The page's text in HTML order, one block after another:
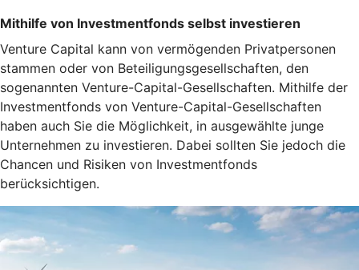
Mithilfe von Investmentfonds selbst investieren
Venture Capital kann von vermögenden Privatpersonen
stammen oder von Beteiligungsgesellschaften, den
sogenannten Venture-Capital-Gesellschaften. Mithilfe der
Investmentfonds von Venture-Capital-Gesellschaften
haben auch Sie die Möglichkeit, in ausgewählte junge
Unternehmen zu investieren. Dabei sollten Sie jedoch die
Chancen und Risiken von Investmentfonds
berücksichtigen.